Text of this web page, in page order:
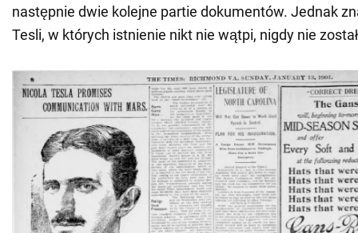
następnie dwie kolejne partie dokumentów. Jednak
Tesli, w których istnienie nikt nie wątpi, nigdy nie